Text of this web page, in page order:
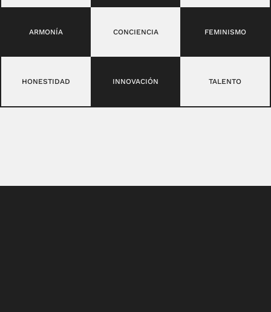
ARMONÍA CONCIENCIA FEMINISMO
HONESTIDAD INNOVACIÓN TALENTO